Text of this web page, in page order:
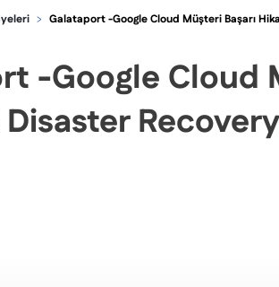
Galataport -Google Cloud Müşteri Başarı
-Google Cloud
Recovery